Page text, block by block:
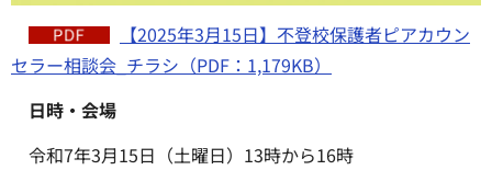
【2025年3月15日】不登校保護者ピアカウン
セラー相談会_チラシ（PDF：1,179KB）
日時・会場
令和7年3月15日（土曜日）13時から16時